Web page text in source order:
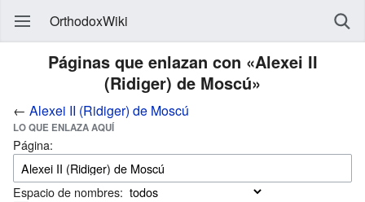
OrthodoxWiki
Páginas que enlazan con «Alexei II
(Ridiger) de Moscú»
← Alexei II (Ridiger) de Moscú
LO QUE ENLAZA AQUÍ
Página:
Espacio de nombres: